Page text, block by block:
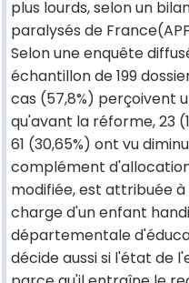
plus lourds, selon un
paralysés de
Selon une enquête
échantillon de 199
cas (57,8%) perçoivent
qu'avant la réforme, 23
61 (30,65%) ont vu
complément
modifiée, est attribuée
charge d'un enfant
départementale
décide aussi si l'état de